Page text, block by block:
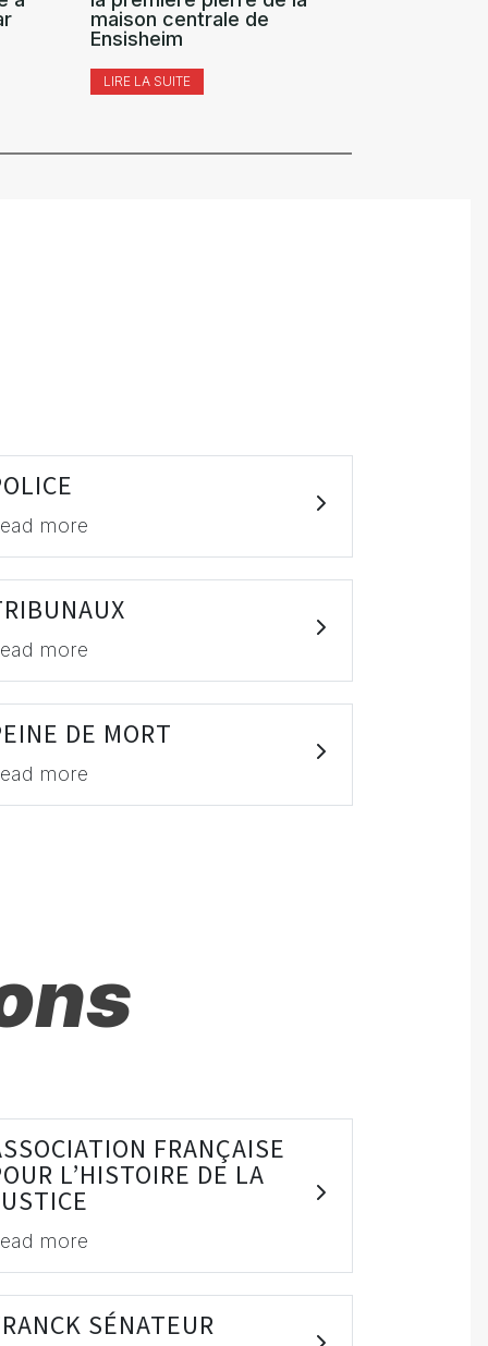
maison centrale de
Ensisheim
LIRE LA SUITE
more
more
DE MORT
more
FRANÇAISE
L’HISTOIRE DE LA
more
SÉNATEUR